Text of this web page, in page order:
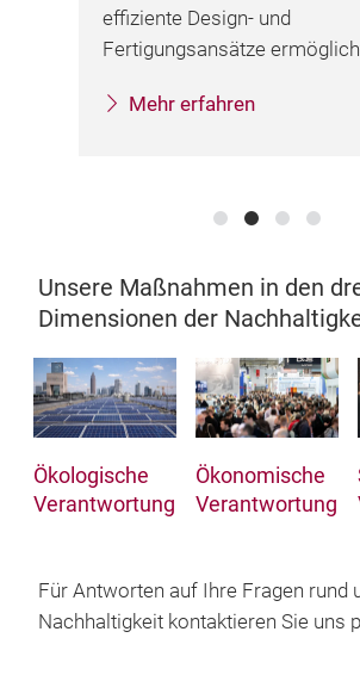
effiziente Design- und
Fertigungsansätze
Mehr erfahren
Unsere Maßnahmen in den
Dimensionen der
Ökologische
Verantwortung
Ökonomische
Verantwortung
Für Antworten auf Ihre Fragen rund
Nachhaltigkeit kontaktieren Sie uns